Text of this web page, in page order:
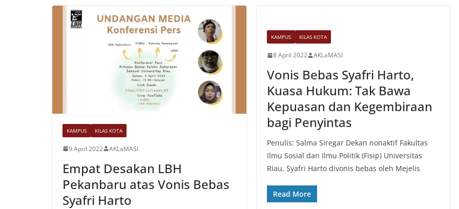
KAMPUS KILAS KOTA
9 April 2022 AKLaMASI
Empat Desakan LBH
Pekanbaru atas Vonis Bebas
Syafri Harto
KAMPUS KILAS KOTA
8 April 2022 AKLaMASI
Vonis Bebas Syafri Harto,
Kuasa Hukum: Tak Bawa
Kepuasan dan Kegembiraan
bagi Penyintas
Penulis: Salma Siregar Dekan nonaktif Fakultas
Ilmu Sosial dan Ilmu Politik (Fisip) Universitas
Riau, Syafri Harto divonis bebas oleh Mejelis
Read More